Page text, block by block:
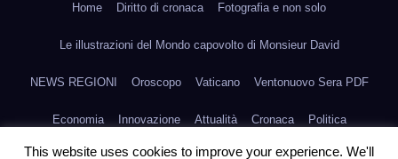
Home Diritto di cronaca Fotografia e non solo
Le illustrazioni del Mondo capovolto di Monsieur David
NEWS REGIONI Oroscopo Vaticano Ventonuovo Sera PDF
Economia Innovazione Attualità Cronaca Politica
This website uses cookies to improve your experience. We'll